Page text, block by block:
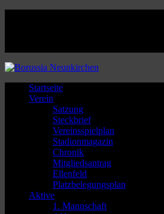
Startseite
Verein
Satzung
Steckbrief
Vereinsspielplan
Stadionmagazin
Chronik
Mitgliedsantrag
Ellenfeld
Platzbelegungsplan
Aktive
1. Mannschaft